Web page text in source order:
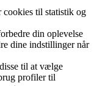
cookies til statistik og
din oplevelse
dine indstillinger når
til at vælge
profiler til